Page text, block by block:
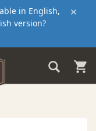
×
in English,
version?